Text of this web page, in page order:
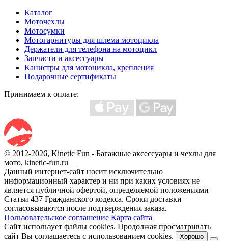
Каталог
Моточехлы
Мотосумки
Мотогарнитуры для шлема мотоцикла
Держатели для телефона на мотоцикл
Запчасти и аксессуары
Канистры для мотоцикла, крепления
Подарочные сертификаты
Принимаем к оплате:
© 2012-2026, Kinetic Fun - Багажные аксессуары и чехлы для
мото, kinetic-fun.ru
Данный интернет-сайт носит исключительно
информационный характер и ни при каких условиях не
является публичной офертой, определяемой положениями
Статьи 437 Гражданского кодекса. Сроки доставки
согласовываются после подтверждения заказа.
Пользовательское соглашение Карта сайта
Сайт использует файлы cookies. Продолжая просматривать
сайт Вы соглашаетесь с использованием cookies.
Хорошо